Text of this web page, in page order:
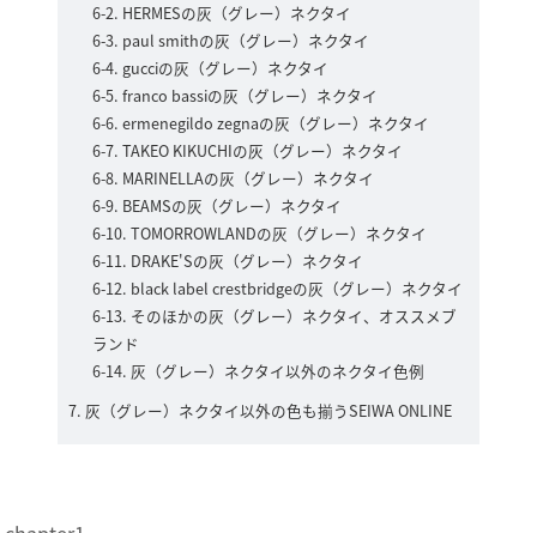
HERMESの灰（グレー）ネクタイ
paul smithの灰（グレー）ネクタイ
gucciの灰（グレー）ネクタイ
franco bassiの灰（グレー）ネクタイ
ermenegildo zegnaの灰（グレー）ネクタイ
TAKEO KIKUCHIの灰（グレー）ネクタイ
MARINELLAの灰（グレー）ネクタイ
BEAMSの灰（グレー）ネクタイ
TOMORROWLANDの灰（グレー）ネクタイ
DRAKE'Sの灰（グレー）ネクタイ
black label crestbridgeの灰（グレー）ネクタイ
そのほかの灰（グレー）ネクタイ、オススメブ
ランド
灰（グレー）ネクタイ以外のネクタイ色例
灰（グレー）ネクタイ以外の色も揃うSEIWA ONLINE